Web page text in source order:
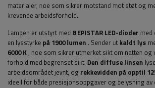
materialer, noe som sikrer motstand mot støt og
krevende arbeidsforhold.
Lampen er utstyrt med 8 EPISTAR LED-dioder med
en lysstyrke på 1900 lumen . Sender ut kaldt lys
6000 K, noe som sikrer utmerket sikt om natten og
forhold med begrenset sikt. Den diffuse linsen
arbeidsområdet jevnt, og rekkevidden på opptil
ideell for både presisjonsoppgaver og belysning av